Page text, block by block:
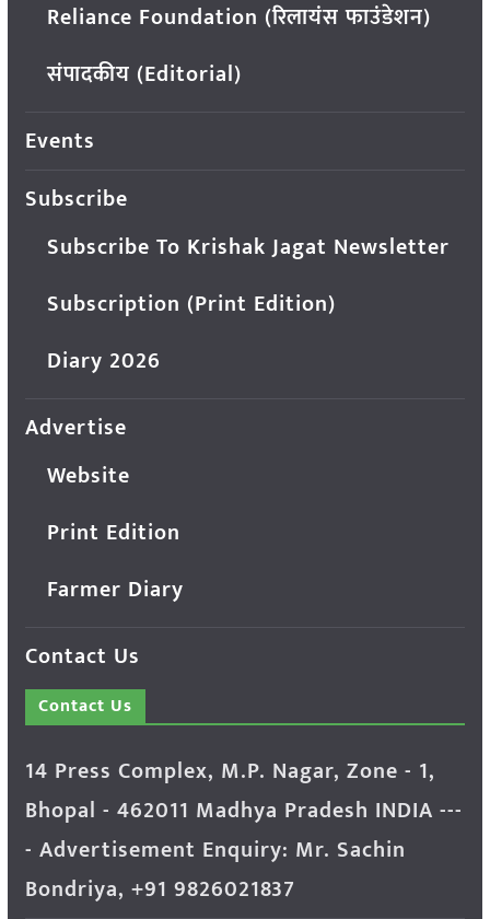
Reliance Foundation (रिलायंस फाउंडेशन)
संपादकीय (Editorial)
Events
Subscribe
Subscribe To Krishak Jagat Newsletter
Subscription (Print Edition)
Diary 2026
Advertise
Website
Print Edition
Farmer Diary
Contact Us
Contact Us
14 Press Complex, M.P. Nagar, Zone - 1,
Bhopal - 462011 Madhya Pradesh INDIA ---
- Advertisement Enquiry: Mr. Sachin
Bondriya, +91 9826021837